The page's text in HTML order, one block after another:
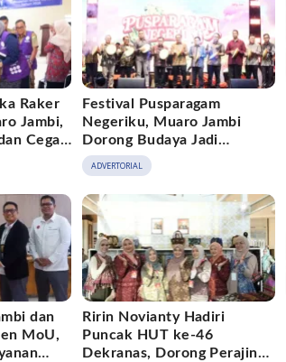
Raker
Jambi,
Cegah
Festival Pusparagam
Negeriku, Muaro Jambi
Dorong Budaya Jadi
Penggerak Ekonomi Kreatif
ADVERTORIAL
dan
MoU,
Ririn Novianty Hadiri
Puncak HUT ke-46
Dekranas, Dorong Perajin